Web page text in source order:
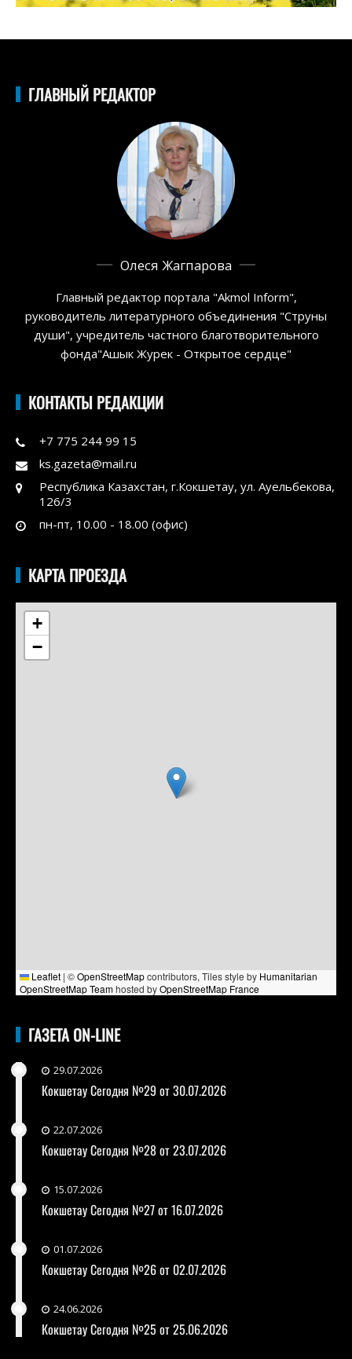
ГЛАВНЫЙ РЕДАКТОР
Олеся Жагпарова
Главный редактор портала "Akmol Inform",
руководитель литературного объединения "Струны
души", учредитель частного благотворительного
фонда"Ашык Журек - Открытое сердце"
КОНТАКТЫ РЕДАКЦИИ
+7 775 244 99 15
ks.gazeta@mail.ru
Республика Казахстан, г.Кокшетау, ул. Ауельбекова,
126/3
пн-пт, 10.00 - 18.00 (офис)
КАРТА ПРОЕЗДА
+
−
Leaflet | ©OpenStreetMapcontributors, Tiles style by Humanitarian
OpenStreetMap Teamhosted byOpenStreetMap France
ГАЗЕТА ON-LINE
29.07.2026
Кокшетау Сегодня №29 от 30.07.2026
22.07.2026
Кокшетау Сегодня №28 от 23.07.2026
15.07.2026
Кокшетау Сегодня №27 от 16.07.2026
01.07.2026
Кокшетау Сегодня №26 от 02.07.2026
24.06.2026
Кокшетау Сегодня №25 от 25.06.2026